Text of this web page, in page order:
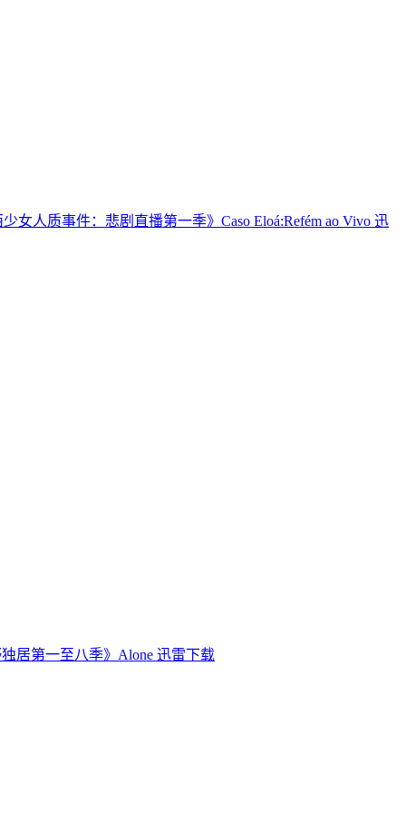
女人质事件：悲剧直播第一季》Caso Eloá:Refém ao Vivo 迅
居第一至八季》Alone 迅雷下载